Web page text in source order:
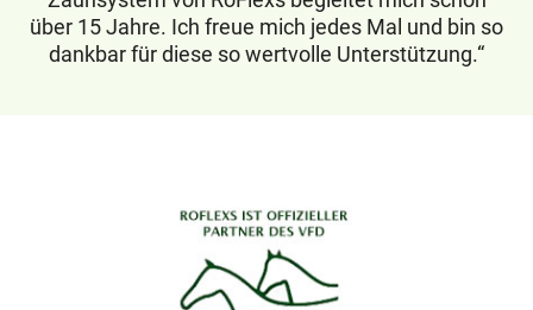
über 15 Jahre. Ich freue mich jedes Mal und bin so
dankbar für diese so wertvolle Unterstützung.“